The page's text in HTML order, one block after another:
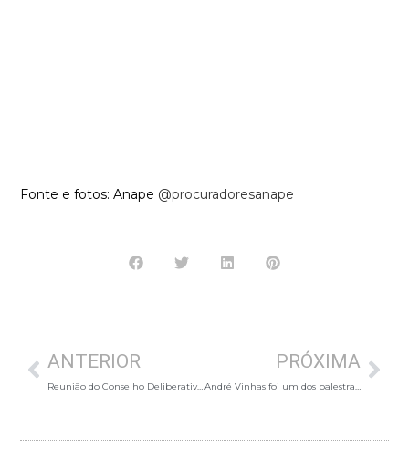
Fonte e fotos: Anape @procuradoresanape
ANTERIOR
Reunião do Conselho Deliberativo traça estratégias para mobilização nacional
PRÓXIMA
André Vinhas foi um dos palestrantes da Oficina Transação Tributária durante o XI ENPF